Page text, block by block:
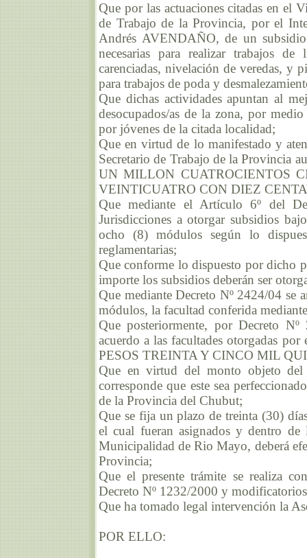
Que por las actuaciones citadas en el
de Trabajo de la Provincia, por el
Andrés AVENDAÑO, de un subsidio
necesarias para realizar trabajos
carenciadas, nivelación de veredas, y
para trabajos de poda y
Que dichas actividades apuntan al
desocupados/as de la zona, por
por jóvenes de la citada localidad;
Que en virtud de lo manifestado y
Secretario de Trabajo de la Provincia
UN MILLON CUATROCIENTOS
VEINTICUATRO CON DIEZ
Que mediante el Artículo 6º del
Jurisdicciones a otorgar subsidios
ocho (8) módulos según lo
reglamentarias;
Que conforme lo dispuesto por dicho
importe los subsidios deberán ser
Que mediante Decreto Nº 2424/04 se
módulos, la facultad conferida
Que posteriormente, por Decreto
acuerdo a las facultades otorgadas
PESOS TREINTA Y CINCO MIL
Que en virtud del monto objeto
corresponde que este sea
de la Provincia del Chubut;
Que se fija un plazo de treinta (30)
el cual fueran asignados y dentro
Municipalidad de Rio Mayo, deberá
Provincia;
Que el presente trámite se realiza
Decreto Nº 1232/2000 y
Que ha tomado legal intervención la
POR ELLO: